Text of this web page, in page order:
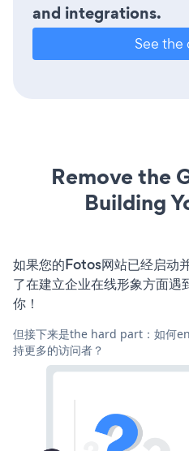
and integrations.
See the
Remove the
Building
如果您的Fotos网站已经启动
了在建立企业在线形象方面
你！
但接下来是the hard part：如何
持更多的访问者？